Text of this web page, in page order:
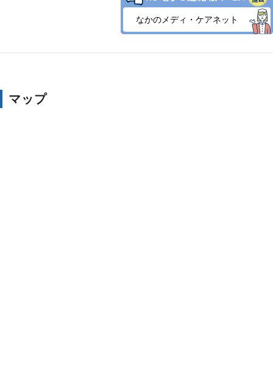
なかのメディ・ケアネット
マップ